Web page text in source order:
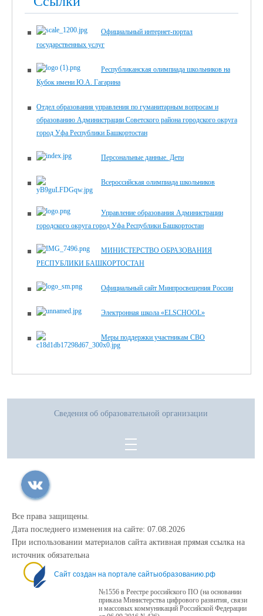
Официальный интернет-портал
государственных услуг
Республиканская олимпиада школьников на
Кубок имени Ю.А. Гагарина
Отдел образования управления по гуманитарным вопросам и
образованию Администрации Советского района городского округа
город Уфа Республики Башкортостан
Персональные данные. Дети
Всероссийская олимпиада школьников
Управление образования Администрации
городского округа город Уфа Республики Башкортостан
МИНИСТЕРСТВО ОБРАЗОВАНИЯ
РЕСПУБЛИКИ БАШКОРТОСТАН
Официальный сайт Минпросвещения России
Электронная школа «ELSCHOOL»
Меры поддержки участникам СВО
Сведения об образовательной организации
Все права защищены.
Дата последнего изменения на сайте: 07.08.2026
При использовании материалов сайта активная прямая ссылка на
источник обязательна
Сайт создан на портале сайтыобразованию.рф
№1556 в Реестре российского ПО (на основании
приказа Министерства цифрового развития, связи
и массовых коммуникаций Российской Федерации